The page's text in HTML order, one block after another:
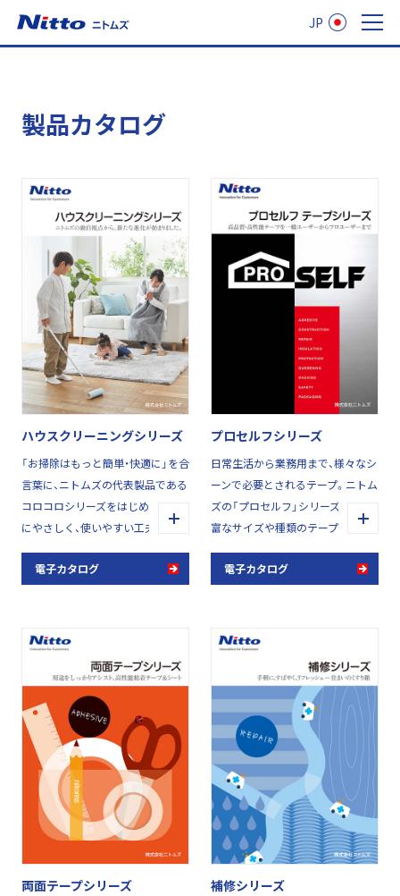
ニトムズ
JP
製品カタログ
ハウスクリーニングシリーズ
「お掃除はもっと簡単・快適に」を合
言葉に、ニトムズの代表製品である
コロコロシリーズをはじめ、使う人
にやさしく、使いやすい工夫がいっ
ぱいのお掃除アイテムをとりそろ
えました。
電子カタログ
プロセルフシリーズ
日常生活から業務用まで、様々なシ
ーンで必要とされるテープ。ニトム
ズの「プロセルフ」シリーズには豊
富なサイズや種類のテープがライ
ンナップ。それぞれ違った個性を
持ったテープの中から、用途に応じ
電子カタログ
両面テープシリーズ 補修シリーズ